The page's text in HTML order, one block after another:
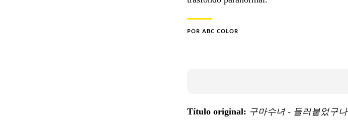
POR ABC COLOR
Título original: 구마수녀 - 들러붙었구나